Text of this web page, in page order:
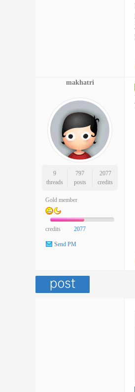
makhatri
9
threads
797
posts
2077
credits
Gold member
credits 2077
Send PM